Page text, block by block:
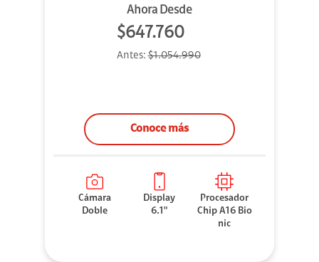
Ahora Desde
$647.760
Antes:$1.054.990
Conoce más
Cámara
Doble
Display
6.1"
Procesador
Chip A16 Bio
nic